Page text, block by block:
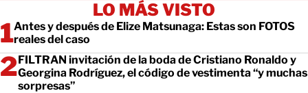
LO MÁS VISTO
Antes y después de Elize Matsunaga: Estas son FOTOS
reales del caso
FILTRAN invitación de la boda de Cristiano Ronaldo y
Georgina Rodríguez, el código de vestimenta “y muchas
sorpresas”